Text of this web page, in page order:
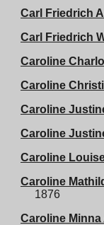
Carl Friedrich
Carl Friedrich
Caroline
Caroline
Caroline
Caroline
Caroline
Caroline
1876
Caroline